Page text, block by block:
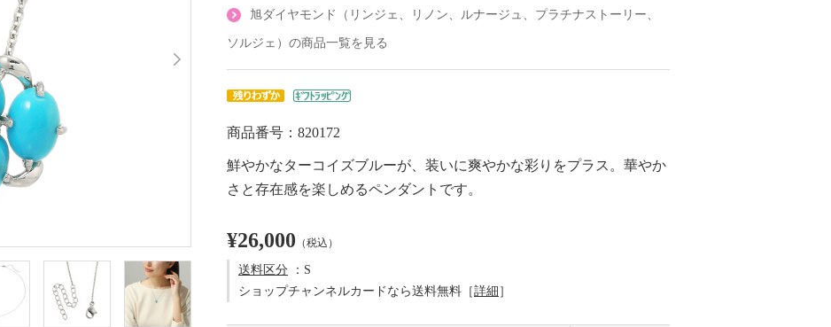
旭ダイヤモンド（リンジェ、リノン、ルナージュ、プラチナストーリー、
ソルジェ）の商品一覧を見る
商品番号：820172
鮮やかなターコイズブルーが、装いに爽やかな彩りをプラス。華やか
さと存在感を楽しめるペンダントです。
¥26,000 （税込）
送料区分 ：S
ショップチャンネルカードなら送料無料［詳細 ］